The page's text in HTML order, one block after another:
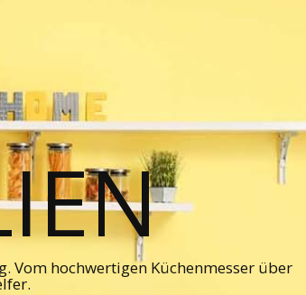
Vom hochwertigen Küchenmesser über